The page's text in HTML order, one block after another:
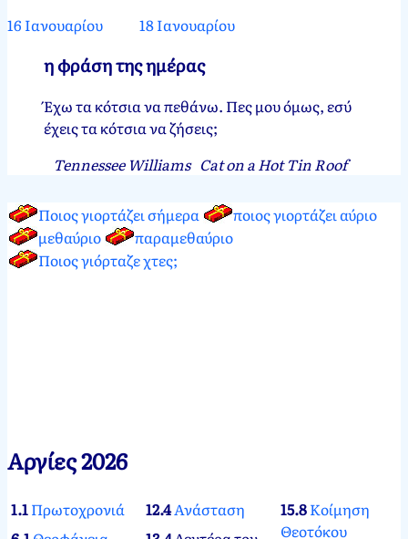
2012
Ιανουαρίου,
16 Ιανουαρίου 18 Ιανουαρίου
η φράση της ημέρας
Έχω τα κότσια να πεθάνω. Πες μου όμως, εσύ
έχεις τα κότσια να ζήσεις;
Tennessee Williams Cat on a Hot Tin Roof
Ποιος γιορτάζει σήμερα
ποιος γιορτάζει αύριο
μεθαύριο
παραμεθαύριο
Ποιος γιόρταζε χτες;
Αργίες 2026
1.1Πρωτοχρονιά
12.4Ανάσταση
15.8Κοίμηση
Θεοτόκου